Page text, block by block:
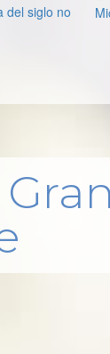
del siglo no